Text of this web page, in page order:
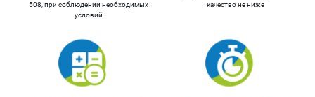
508, при соблюдении необходимых
условий
качество не ниже